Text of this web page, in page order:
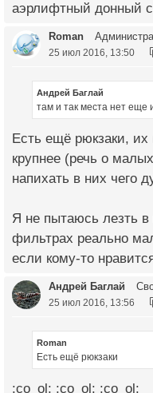
аэрлифтный донный
Roman
25 июл 2016, 13:50
Андрей Баглай
там и так места нет еще
Есть ещё рюкзаки,
крупнее (речь о
напихать в них чего
Я не пытаюсь лезть
фильтрах реально
если кому-то
Андрей Баглай
25 июл 2016, 13:56
Roman
Есть ещё рюкзаки
:co_ol: :co_ol: :co_ol: